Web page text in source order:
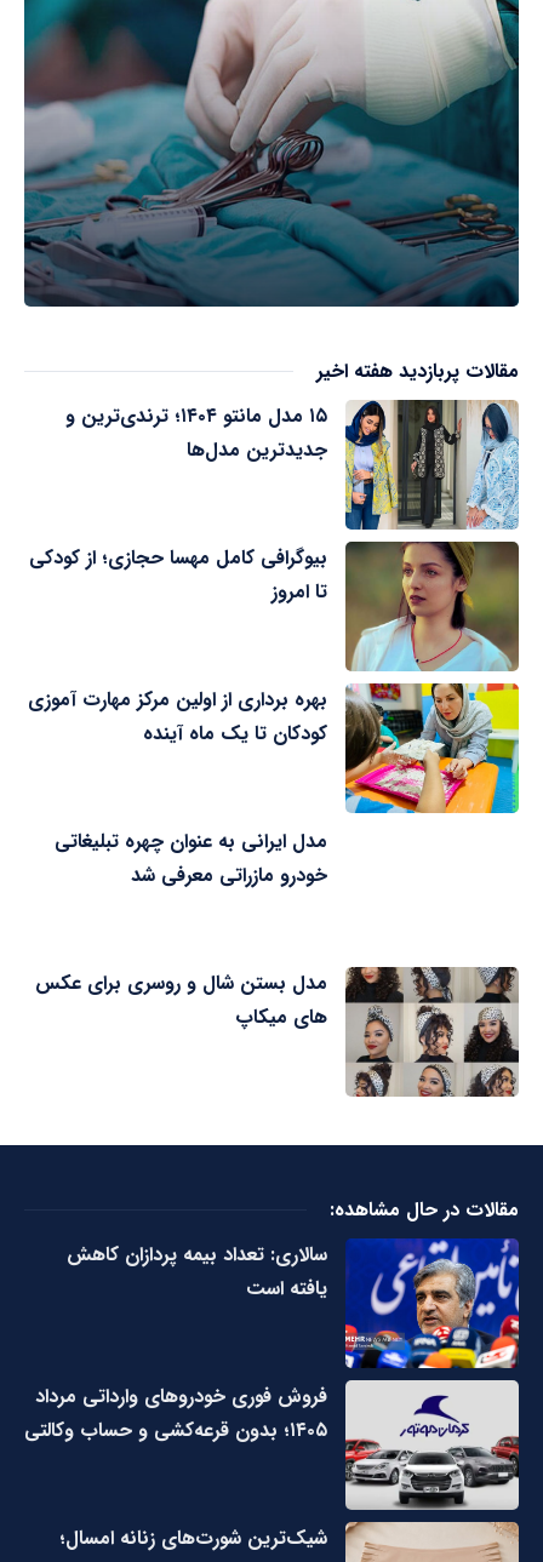
مقالات پربازدید هفته اخیر
۱۵ مدل مانتو ۱۴۰۴؛ ترندی‌ترین و
جدیدترین مدل‌ها
بیوگرافی کامل مهسا حجازی؛ از کودکی
تا امروز
بهره برداری از اولین مرکز مهارت آموزی
کودکان تا یک ماه آینده
مدل ایرانی به عنوان چهره تبلیغاتی
خودرو مازراتی معرفی شد
مدل بستن شال و روسری برای عکس
های میکاپ
مقالات در حال مشاهده:
سالاری: تعداد بیمه پردازان کاهش
یافته است
فروش فوری خودروهای وارداتی مرداد
۱۴۰۵؛ بدون قرعه‌کشی و حساب وکالتی
شیک‌ترین شورت‌های زنانه امسال؛